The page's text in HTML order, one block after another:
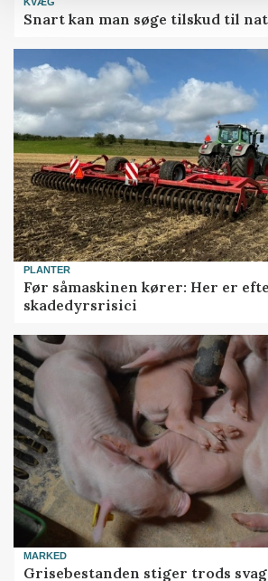
Snart kan man søge tilskud til
PLANTER
Før såmaskinen kører: Her er
skadedyrsrisici
MARKED
Grisebestanden stiger trods